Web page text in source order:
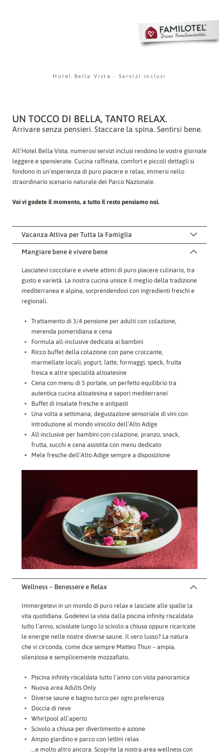
Hotel Bella Vista- Servizi inclusi
UN TOCCO DI BELLA, TANTO RELAX.
Arrivare senza pensieri. Staccare la spina. Sentirsi bene.
All’Hotel Bella Vista, numerosi servizi inclusi rendono le vostre giornate
leggere e spensierate. Cucina raffinata, comfort e piccoli dettagli si
fondono in un’esperienza di puro piacere e relax, immersi nello
straordinario scenario naturale del Parco Nazionale.
Voi vi godete il momento, a tutto il resto pensiamo noi.
Vacanza Attiva per Tutta la Famiglia
Mangiare bene è vivere bene
Lasciatevi coccolare e vivete attimi di puro piacere culinario, tra
gusto e varietà. La nostra cucina unisce il meglio della tradizione
mediterranea e alpina, sorprendendovi con ingredienti freschi e
regionali.
Trattamento di 3/4 pensione per adulti con colazione,
merenda pomeridiana e cena
Formula all-inclusive dedicata ai bambini
Ricco buffet della colazione con pane croccante,
marmellate locali, yogurt, latte, formaggi, speck, frutta
fresca e altre specialità altoatesine
Cena con menu di 5 portate, un perfetto equilibrio tra
autentica cucina altoatesina e sapori mediterranei
Buffet di insalate fresche e antipasti
Una volta a settimana, degustazione sensoriale di vini con
introduzione al mondo vinicolo dell’Alto Adige
All-inclusive per bambini con colazione, pranzo, snack,
frutta, succhi e cena assistita con menu dedicato
Mele fresche dell’Alto Adige sempre a disposizione
Wellness – Benessere e Relax
Immergetevi in un mondo di puro relax e lasciate alle spalle la
vita quotidiana. Godetevi la vista dalla piscina infinity riscaldata
tutto l’anno, scivolate lungo lo scivolo a chiusa oppure ricaricate
le energie nelle nostre diverse saune. Il vero lusso? La natura
che vi circonda, come dice sempre Matteo Thun – ampia,
silenziosa e semplicemente mozzafiato.
Piscina infinity riscaldata tutto l’anno con vista panoramica
Nuova area Adults Only
Diverse saune e bagno turco per ogni preferenza
Doccia di neve
Whirlpool all’aperto
Scivolo a chiusa per divertimento e azione
Ampio giardino e parco con lettini relax
…e molto altro ancora. Scoprite la nostra area wellness con